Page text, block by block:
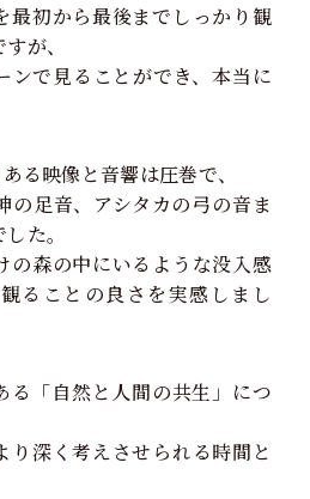
最初から最後までしっかり観
が、
ンで見ることができ、本当に
る映像と音響は圧巻で、
の足音、アシタカの弓の音ま
た。
の森の中にいるような没入感
ることの良さを実感しまし
る「自然と人間の共生」につ
り深く考えさせられる時間と